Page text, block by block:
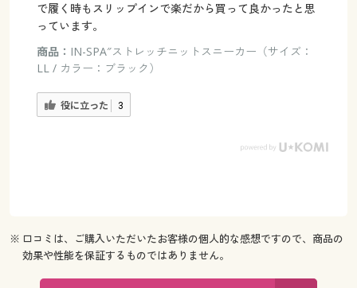
で履く時もスリップインで楽だから買って良かったと思
っています。
商品： IN-SPA″ストレッチニットスニーカー（サイズ：
LL / カラー：ブラック）
役に立った 3
※ 口コミは、ご購入いただいたお客様の個人的な感想ですので、商品の
効果や性能を保証するものではありません。